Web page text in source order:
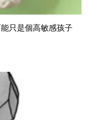
只是個高敏感孩子